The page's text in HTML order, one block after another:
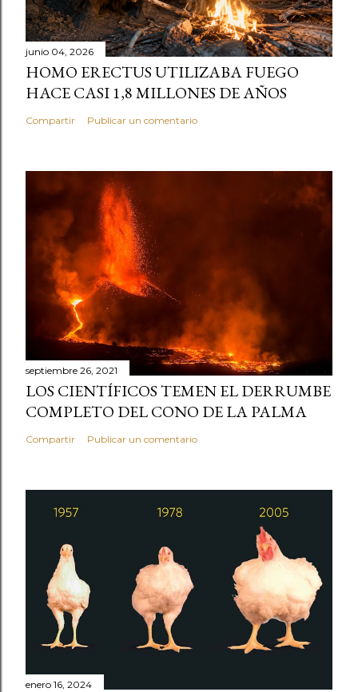
junio 04, 2026
HOMO ERECTUS UTILIZABA FUEGO
HACE CASI 1,8 MILLONES DE AÑOS
Compartir Publicar un comentario
septiembre 26, 2021
LOS CIENTÍFICOS TEMEN EL DERRUMBE
COMPLETO DEL CONO DE LA PALMA
Compartir Publicar un comentario
enero 16, 2024